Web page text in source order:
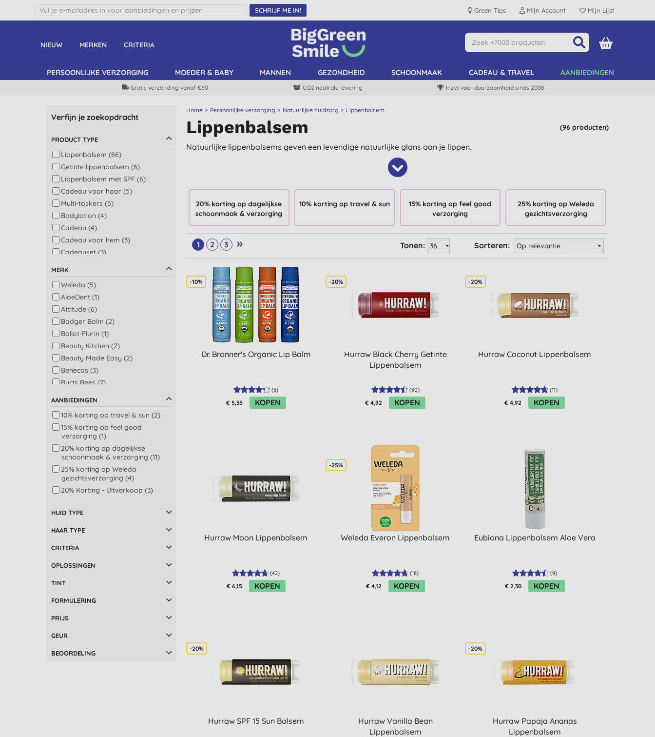
SCHRIJF ME IN! Green Tips Mijn Account Mijn Lijst
NIEUW MERKEN CRITERIA
PERSOONLIJKE VERZORGING MOEDER & BABY MANNEN GEZONDHEID SCHOONMAAK CADEAU & TRAVEL AANBIEDINGEN
Gratis verzending vanaf €60 CO2 neutrale levering Inzet voor duurzaamheid sinds 2008
Home Persoonlijke verzorging Natuurlijke huidzorg Lippenbalsem
(96 producten)
Lippenbalsem
Natuurlijke lippenbalsems geven een levendige natuurlijke glans aan je lippen.
20% korting op dagelijkse
schoonmaak & verzorging
10% korting op travel & sun
15% korting op feel good
verzorging
25% korting op Weleda
gezichtsverzorging
1 2 3 » Sorteren:
Tonen:
-10%
Dr. Bronner's Organic Lip Balm
(5)
€ 5,35 KOPEN
-20%
Hurraw Black Cherry Getinte
Lippenbalsem
(30)
€ 4,92 KOPEN
-20%
Hurraw Coconut Lippenbalsem
(11)
€ 4,92 KOPEN
Hurraw Moon Lippenbalsem
(42)
€ 6,15 KOPEN
-25%
Weleda Everon Lippenbalsem
(18)
€ 4,12 KOPEN
Eubiona Lippenbalsem Aloe Vera
(9)
€ 2,30 KOPEN
-20%
Hurraw SPF 15 Sun Balsem
Hurraw Vanilla Bean
Lippenbalsem
-20%
Hurraw Papaja Ananas
Lippenbalsem
Verfijn je zoekopdracht
PRODUCT TYPE
Lippenbalsem (86)
Getinte lippenbalsem (6)
Lippenbalsem met SPF (6)
Cadeau voor haar (5)
Multi-taskers (5)
Bodylotion (4)
Cadeau (4)
Cadeau voor hem (3)
Cadeauset (3)
Dagcrème (1)
Gezicht behandeling (1)
Haarmasker en
haarbehandeling (1)
Hand en nagel verzorging (1)
Lipgloss (1)
Verlichting bij pijn (1)
MERK
Weleda (5)
AloeDent (1)
Attitude (6)
Badger Balm (2)
Ballot-Flurin (1)
Beauty Kitchen (2)
Beauty Made Easy (2)
Benecos (3)
Burts Bees (7)
Dr Organic (12)
Egyptian Magic (3)
Eubiona (2)
Fair Squared (1)
Goats of the Gorge (3)
Hurraw (28)
Odylique (2)
The Lekker Company (5)
UpCircle (1)
Yes To (1)
AANBIEDINGEN
10% korting op travel & sun (2)
15% korting op feel good
verzorging (1)
20% korting op dagelijkse
schoonmaak & verzorging (11)
25% korting op Weleda
gezichtsverzorging (4)
20% Korting - Uitverkoop (3)
HUID TYPE
HAAR TYPE
CRITERIA
OPLOSSINGEN
TINT
FORMULERING
PRIJS
GEUR
BEOORDELING